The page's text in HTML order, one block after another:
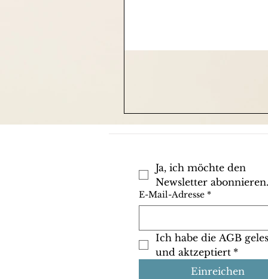
Ja, ich möchte den
Newsletter abonnieren.
E-Mail-Adresse *
Ich habe die AGB
und aktzeptiert *
Einreichen